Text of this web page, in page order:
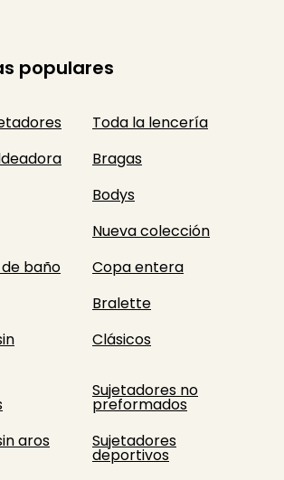
populares
Toda la lencería
Bragas
Bodys
Nueva colección
baño
Copa entera
Bralette
Clásicos
Sujetadores no
preformados
aros
Sujetadores
deportivos